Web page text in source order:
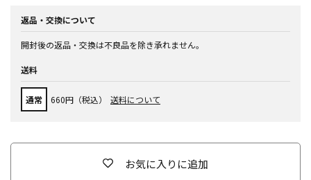
返品・交換について
開封後の返品・交換は不良品を除き承れません。
送料
通常 660円（税込） 送料について
お気に入りに追加